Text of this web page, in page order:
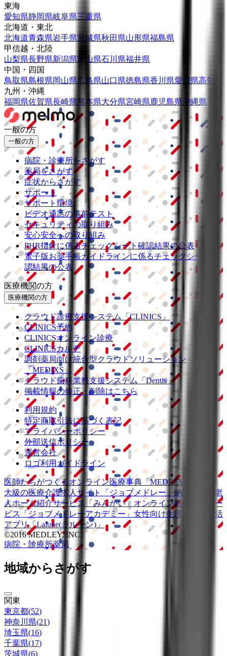
東海
愛知県静岡県岐阜県三重県
北海道・東北
北海道青森県岩手県宮城県秋田県山形県福島県
甲信越・北陸
山梨県長野県新潟県富山県石川県福井県
中国・四国
鳥取県島根県岡山県広島県山口県徳島県香川県愛媛県高知県
九州・沖縄
福岡県佐賀県長崎県熊本県大分県宮崎県鹿児島県沖縄県
一般の方
一般の方
病院・診療所をさがす
薬局をさがす
症状からさがす
サポート
サポート環境
ビデオ通話の事前テスト
セキュリティの取り組み
安心安全への取り組み
PHR指針に係るチェックシート確認結果の公表
電子版お薬手帳ガイドラインに係るチェックシート確
認結果の公表
医療機関の方
医療機関の方
クラウド診療支援システム
「CLINICS」
CLINICS予約
CLINICSオンライン診療
CLINICSカルテ
調剤薬局向け統合型クラウドソリューション
「MEDIXS」
クラウド歯科業務支援システム
「Dentis」
掲載情報の修正・削除はこちら
利用規約
特定商取引法に基づく表記
プライバシーポリシー
外部送信ポリシー
運営会社
ロゴ利用ガイドライン
医師たちがつくるオンライン医療事典 「MEDLEY」
大級の医療介護求人サイト 「ジョブメドレー」納得できる 老
人ホーム紹介サービス
「みんかい」 オンライン動画研修サー
ビス
「ジョブメドレーアカデミー」 女性向け生理予測・妊活
アプリ「Lalune(ラルーン)」
©2016 MEDLEY, INC.
病院・診療所薬局
地域からさがす
関東
東京都(52)
神奈川県(21)
埼玉県(16)
千葉県(17)
茨城県(6)